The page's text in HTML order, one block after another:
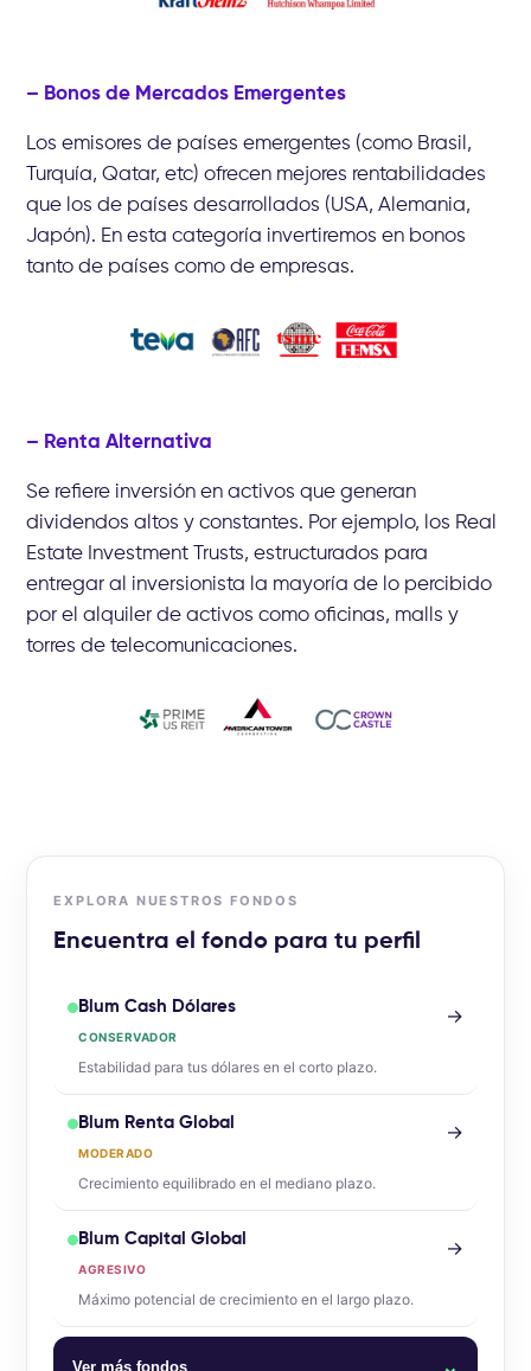
– Bonos de Mercados Emergentes
Los emisores de países emergentes (como Brasil,
Turquía, Qatar, etc) ofrecen mejores rentabilidades
que los de países desarrollados (USA, Alemania,
Japón). En esta categoría invertiremos en bonos
tanto de países como de empresas.
– Renta Alternativa
Se refiere inversión en activos que generan
dividendos altos y constantes. Por ejemplo, los Real
Estate Investment Trusts, estructurados para
entregar al inversionista la mayoría de lo percibido
por el alquiler de activos como oficinas, malls y
torres de telecomunicaciones.
EXPLORA NUESTROS FONDOS
Encuentra el fondo para tu perfil
Blum Cash Dólares
CONSERVADOR
Estabilidad para tus dólares en el corto plazo.
→
Blum Renta Global
MODERADO
Crecimiento equilibrado en el mediano plazo.
→
Blum Capital Global
AGRESIVO
Máximo potencial de crecimiento en el largo plazo.
→
Ver más fondos